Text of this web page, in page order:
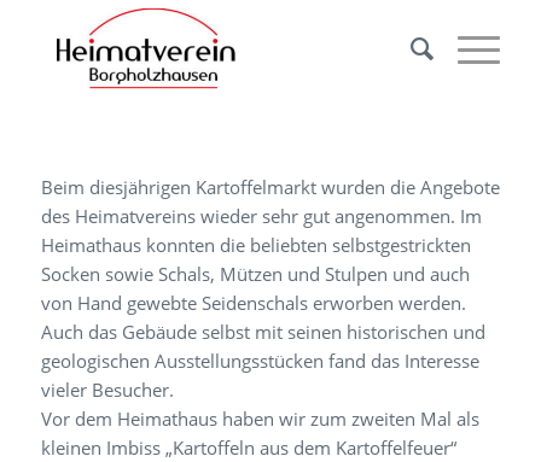
Beim diesjährigen Kartoffelmarkt wurden die Angebote
des Heimatvereins wieder sehr gut angenommen. Im
Heimathaus konnten die beliebten selbstgestrickten
Socken sowie Schals, Mützen und Stulpen und auch
von Hand gewebte Seidenschals erworben werden.
Auch das Gebäude selbst mit seinen historischen und
geologischen Ausstellungsstücken fand das Interesse
vieler Besucher.
Vor dem Heimathaus haben wir zum zweiten Mal als
kleinen Imbiss „Kartoffeln aus dem Kartoffelfeuer“